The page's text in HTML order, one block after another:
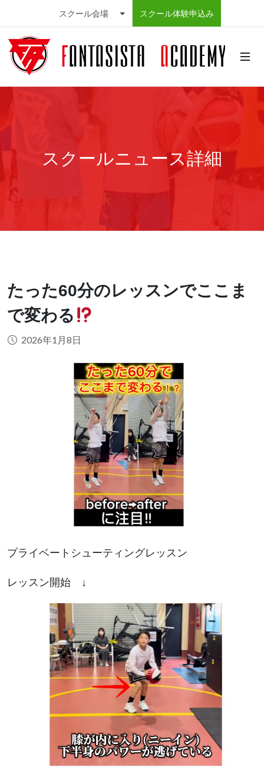
スクール会場 スクール体験申込み
スクールニュース詳細
たった60分のレッスンでここま
で変わる
2026年1月8日
プライベートシューティングレッスン
レッスン開始 ↓